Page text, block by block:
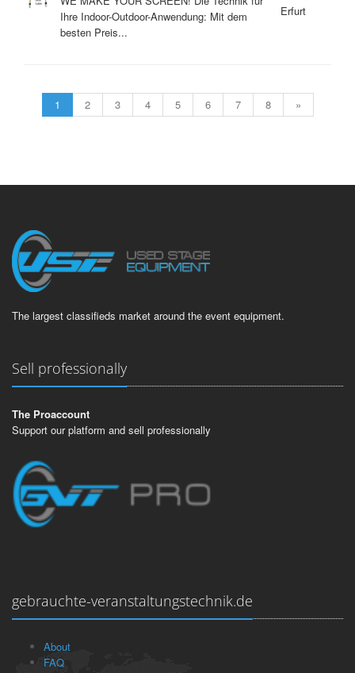
Ihre Indoor-Outdoor-Anwendung: Mit dem
besten Preis...
Erfurt
1 2 3 4 5 6 7 8 »
The largest classifieds market around the event equipment.
Sell professionally
The Proaccount
Support our platform and sell professionally
gebrauchte-veranstaltungstechnik.de
About
FAQ